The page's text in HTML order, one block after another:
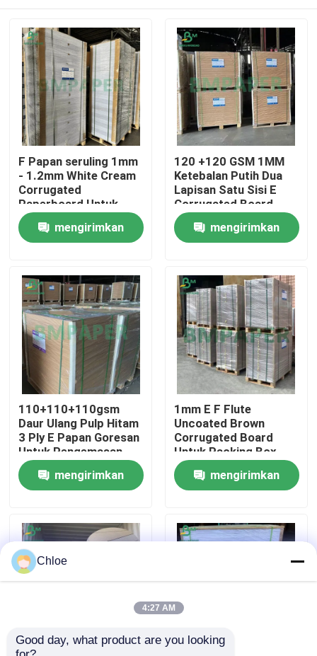
Rumah
Produk
Tentang kita
Wisata pabrik
Kontrol kualitas
Hubungi kami
Semua Kasus
Kertas NCR tanpa karbon
F Papan seruling 1mm
- 1.2mm White Cream
Corrugated
Paperboard Untuk
Kotak Kosmetik
Bagian Dalam
800*1200
mengirimkan
120 +120 GSM 1MM
Ketebalan Putih Dua
Lapisan Satu Sisi E
Corrugated Board
Untuk Kasus Kosmetik
mengirimkan
110+110+110gsm
Daur Ulang Pulp Hitam
3 Ply E Papan Goresan
Untuk Pengemasan
mengirimkan
1mm E F Flute
Uncoated Brown
Corrugated Board
Untuk Packing Box
mengirimkan
Chloe
4:27 AM
Good day, what product are you looking